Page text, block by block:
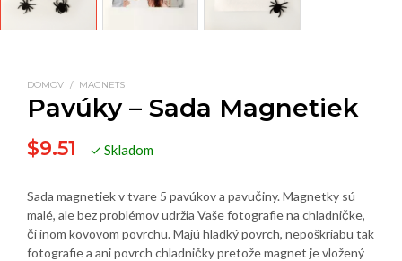
DOMOV / MAGNETS
Pavúky – Sada Magnetiek
$9.51 ✓ Skladom
Sada magnetiek v tvare 5 pavúkov a pavučiny. Magnetky sú
malé, ale bez problémov udržia Vaše fotografie na chladničke,
či inom kovovom povrchu. Majú hladký povrch, nepoškriabu tak
fotografie a ani povrch chladničky pretože magnet je vložený